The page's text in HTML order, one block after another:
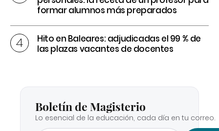
formar alumnos más preparados
Hito en Baleares: adjudicadas el 99 % de
las plazas vacantes de docentes
Boletín de Magisterio
Lo esencial de la educación, cada día en tu correo.